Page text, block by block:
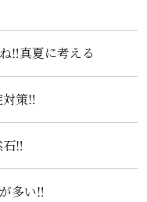
‼️真夏に考える
策‼️
‼️
多い‼️